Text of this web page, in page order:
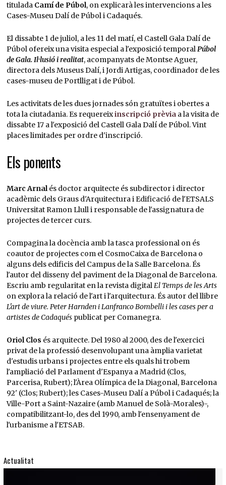
titulada Camí de Púbol, on explicarà les intervencions a les
Cases-Museu Dalí de Púbol i Cadaqués.
El dissabte 1 de juliol, a les 11 del matí, el Castell Gala Dalí de
Púbol ofereix una visita especial a l'exposició temporalPúbol
de Gala. Il·lusió i realitat, acompanyats de Montse Aguer,
directora dels Museus Dalí, i Jordi Artigas, coordinador de les
cases-museu de Portlligat i de Púbol.
Les activitats de les dues jornades són gratuïtes i obertes a
tota la ciutadania. Es requereixinscripció prèviaa la visita de
dissabte 17 a l'exposició del Castell Gala Dalí de Púbol. Vint
places limitades per ordre d'inscripció.
Els ponents
Marc Arnalés doctor arquitecte és subdirector i director
acadèmic dels Graus d'Arquitectura i Edificació de l'ETSALS
Universitat Ramon Llull i responsable de l'assignatura de
projectes de tercer curs.
Compagina la docència amb la tasca professional on és
coautor de projectes com el CosmoCaixa de Barcelona o
alguns dels edificis del Campus de la Salle Barcelona. És
l'autor del disseny del paviment de la Diagonal de Barcelona.
Escriu amb regularitat en la revista digitalEl Temps de les Arts
on explora la relació de l'art i l'arquitectura. És autor del llibre
L'art de viure. Peter Harnden i Lanfranco Bombelli i les cases per a
artistes de Cadaquéspublicat per Comanegra.
Oriol Clos és arquitecte. Del 1980 al 2000, des de l'exercici
privat de la professió desenvolupant una àmplia varietat
d'estudis urbans i projectes entre els quals hi trobem
l'ampliació del Parlament d'Espanya a Madrid (Clos,
Parcerisa, Rubert); l'Àrea Olímpica de la Diagonal, Barcelona
92' (Clos; Rubert); les Cases-Museu Dalí a Púbol i Cadaqués; la
Ville-Port a Saint-Nazaire (amb Manuel de Solà-Morales)-,
compatibilitzant-lo, des del 1990, amb l'ensenyament de
l'urbanisme a l'ETSAB.
Actualitat